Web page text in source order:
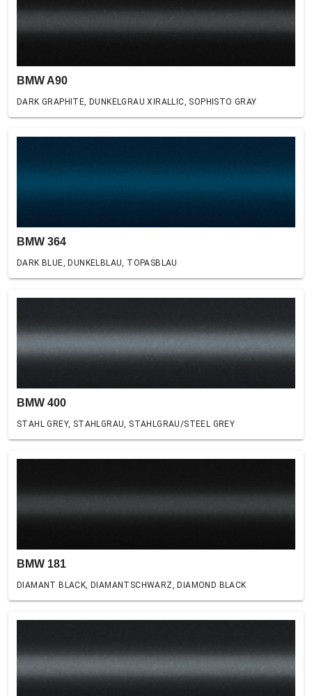
BMW A90
DARK GRAPHITE, DUNKELGRAU XIRALLIC, SOPHISTO GRAY
BMW 364
DARK BLUE, DUNKELBLAU, TOPASBLAU
BMW 400
STAHL GREY, STAHLGRAU, STAHLGRAU/STEEL GREY
BMW 181
DIAMANT BLACK, DIAMANTSCHWARZ, DIAMOND BLACK